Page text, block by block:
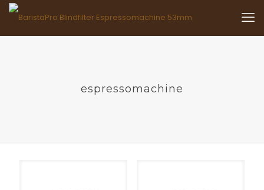
espressomachine